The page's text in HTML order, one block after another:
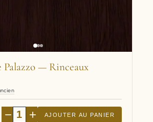
— Rinceaux
− + AJOUTER AU PANIER